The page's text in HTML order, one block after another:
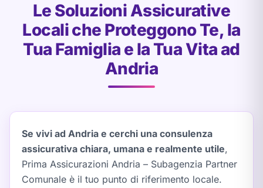
Le Soluzioni Assicurative
Locali che Proteggono Te, la
Tua Famiglia e la Tua Vita ad
Andria
Se vivi ad Andria e cerchi una consulenza
assicurativa chiara, umana e realmente utile,
Prima Assicurazioni Andria – Subagenzia Partner
Comunale è il tuo punto di riferimento locale.